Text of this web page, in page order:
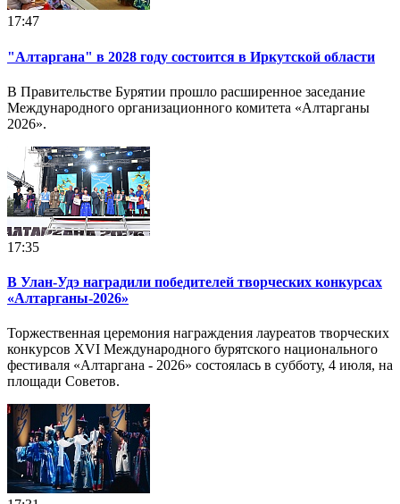
17:47
"Алтаргана" в 2028 году состоится в Иркутской области
В Правительстве Бурятии прошло расширенное заседание
Международного организационного комитета «Алтарганы
2026».
17:35
В Улан-Удэ наградили победителей творческих конкурсах
«Алтарганы-2026»
Торжественная церемония награждения лауреатов творческих
конкурсов XVI Международного бурятского национального
фестиваля «Алтаргана - 2026» состоялась в субботу, 4 июля, на
площади Советов.